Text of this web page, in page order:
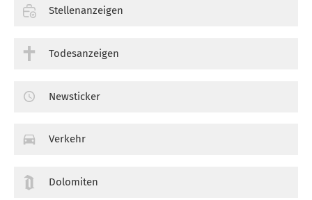
Stellenanzeigen
Todesanzeigen
Newsticker
Verkehr
Dolomiten